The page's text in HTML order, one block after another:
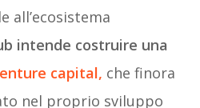
all’ecosistema
intende costruire una
capital, che finora
nel proprio sviluppo